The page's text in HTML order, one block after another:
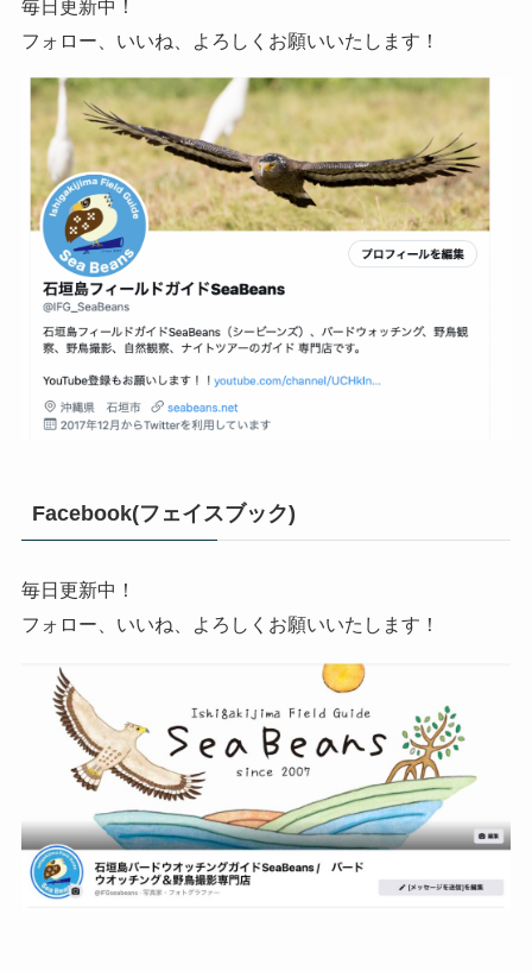
毎日更新中！
フォロー、いいね、よろしくお願いいたします！
Facebook(フェイスブック)
毎日更新中！
フォロー、いいね、よろしくお願いいたします！